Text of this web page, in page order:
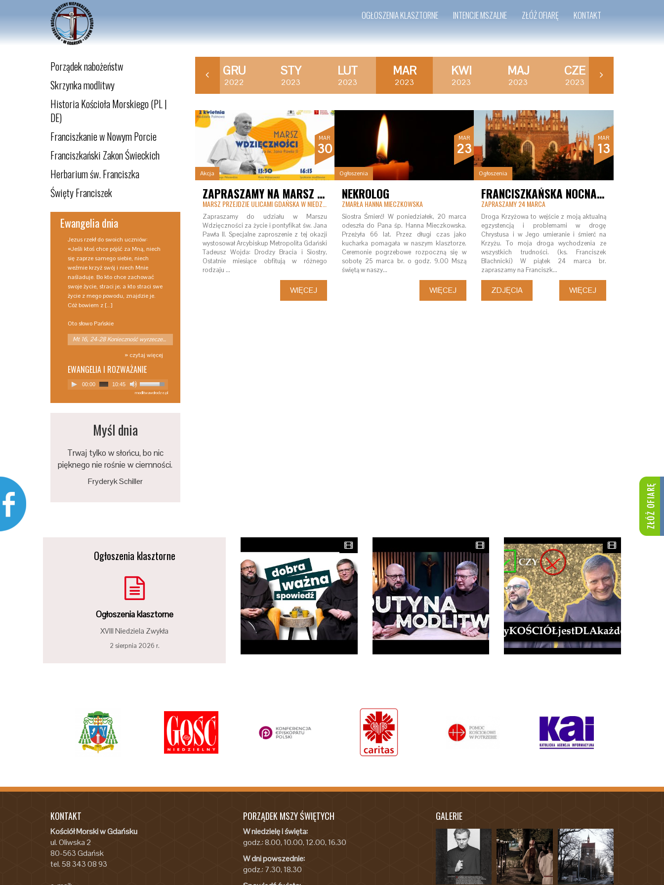
OGŁOSZENIA KLASZTORNE INTENCJE MSZALNE ZŁÓŻ OFIARĘ KONTAKT
Porządek nabożeństw
Skrzynka modlitwy
Historia Kościoła Morskiego (PL |
DE)
Franciszkanie w Nowym Porcie
Franciszkański Zakon Świeckich
Herbarium św. Franciszka
Święty Franciszek
Ewangelia dnia
Jezus rzekł do swoich uczniów:
«Jeśli ktoś chce pójść za Mną, niech
się zaprze samego siebie, niech
weźmie krzyż swój i niech Mnie
naśladuje. Bo kto chce zachować
swoje życie, straci je; a kto straci swe
życie z mego powodu, znajdzie je.
Cóż bowiem z […]
Oto słowo Pańskie
Mt 16, 24-28 Konieczność wyrzeczenia
» czytaj więcej
EWANGELIA I ROZWAŻANIE
00:00 10:45
modlitwawdrodze.pl
Myśl dnia
Trwaj tylko w słońcu, bo nic
pięknego nie rośnie w ciemności.
Fryderyk Schiller
SIE
2022
PAŹ
2022
GRU
2022
STY
2023
LUT
2023
MAR
2023
KWI
2023
MAJ
2023
CZE
2023
MAR
30
Akcja
ZAPRASZAMY NA MARSZ WDZIĘCZNOŚCI ZA ŚWIĘTEGO JANA PAWŁA II
Zapraszamy do udziału w Marszu
Wdzięczności za życie i pontyfikat św. Jana
Pawła II. Specjalne zaproszenie z tej okazji
wystosował Arcybiskup Metropolita Gdański
Tadeusz Wojda: Drodzy Bracia i Siostry,
Ostatnie miesiące obfitują w różnego
rodzaju …
WIĘCEJ
MAR
23
Ogłoszenia
NEKROLOG
ZMARŁA HANNA MIECZKOWSKA
Siostra Śmierć! W poniedziałek, 20 marca
odeszła do Pana śp. Hanna Mieczkowska.
Przeżyła 66 lat. Przez długi czas jako
kucharka pomagała w naszym klasztorze.
Ceremonie pogrzebowe rozpoczną się w
sobotę 25 marca br. o godz. 9.00 Mszą
świętą w naszy…
WIĘCEJ
MAR
13
Ogłoszenia
FRANCISZKAŃSKA NOCNA DROGA KRZYŻOWA
ZAPRASZAMY 24 MARCA
Droga Krzyżowa to wejście z moją aktualną
egzystencją i problemami w drogę
Chrystusa i w Jego umieranie i śmierć na
Krzyżu. To moja droga wychodzenia ze
wszystkich trudności. (ks. Franciszek
Blachnicki) W piątek 24 marca br.
zapraszamy na Franciszk…
WIĘCEJ
ZDJĘCIA
Ogłoszenia klasztorne
Ogłoszenia klasztorne
XVIII Niedziela Zwykła
2 sierpnia 2026 r.
KONTAKT
Kościół Morski w Gdańsku
ul. Oliwska 2
80-563 Gdańsk
tel. 58 343 08 93
PORZĄDEK MSZY ŚWIĘTYCH
W niedzielę i święta:
godz.: 8.00, 10.00, 12.00, 16.30
W dni powszednie:
godz.: 7.30, 18.30
GALERIE